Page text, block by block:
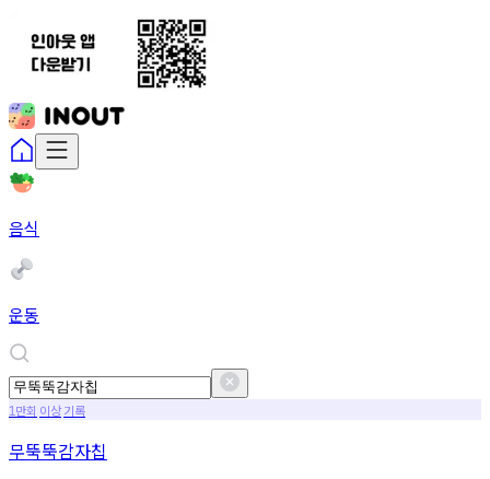
음식
운동
1 만회 이상기록
무뚝뚝감자칩